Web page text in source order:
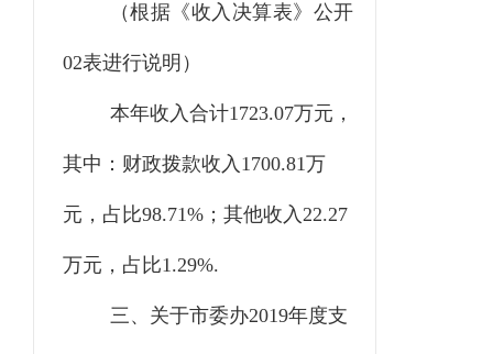
（根据《收入决算表》公开
02表进行说明）
本年收入合计1723.07万元，
其中：财政拨款收入1700.81万
元，占比98.71%；其他收入22.27
万元，占比1.29%.
三、关于市委办2019年度支